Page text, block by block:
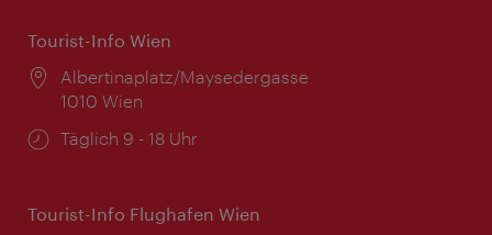
Tourist-Info Wien
Ort:
Albertinaplatz/Maysedergasse
1010 Wien
Öffnungszeiten:
Täglich 9 - 18 Uhr
Tourist-Info Flughafen Wien